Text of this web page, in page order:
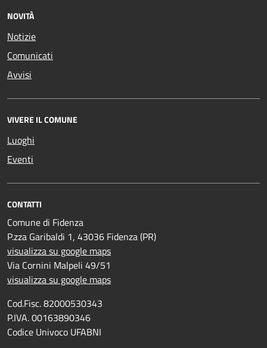
NOVITÀ
Notizie
Comunicati
Avvisi
VIVERE IL COMUNE
Luoghi
Eventi
CONTATTI
Comune di Fidenza
P.zza Garibaldi 1, 43036 Fidenza (PR)
visualizza su google maps
Via Cornini Malpeli 49/51
visualizza su google maps
Cod.Fisc. 82000530343
P.IVA. 00163890346
Codice Univoco UFABNI